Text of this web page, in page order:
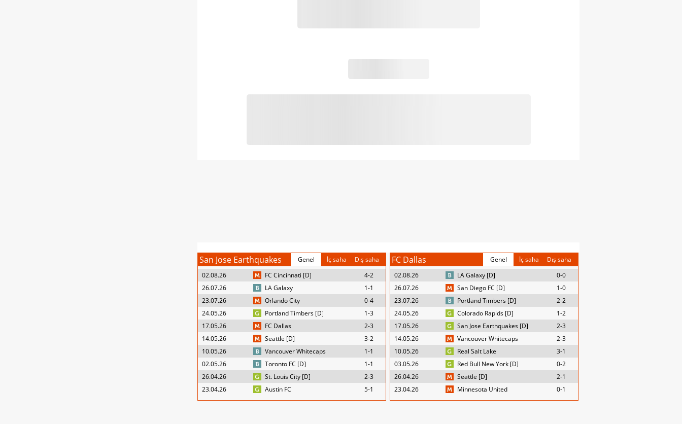
San Jose Earthquakes Genel İç saha
Dış saha
02.08.26
FC Cincinnati [D]
4-2
26.07.26
LA Galaxy
1-1
23.07.26
Orlando City
0-4
24.05.26
Portland Timbers [D]
1-3
17.05.26
FC Dallas
2-3
14.05.26
Seattle [D]
3-2
10.05.26
Vancouver Whitecaps
1-1
02.05.26
Toronto FC [D]
1-1
26.04.26
St. Louis City [D]
2-3
23.04.26
Austin FC 5-1
FC Dallas Genel İç saha
Dış saha
02.08.26
LA Galaxy [D]
0-0
26.07.26
San Diego FC [D]
1-0
23.07.26
Portland Timbers [D]
2-2
24.05.26
Colorado Rapids [D]
1-2
17.05.26
San Jose Earthquakes [D]
2-3
14.05.26
Vancouver Whitecaps
2-3
10.05.26
Real Salt Lake
3-1
03.05.26
Red Bull New York [D]
0-2
26.04.26
Seattle [D]
2-1
23.04.26
Minnesota United 0-1